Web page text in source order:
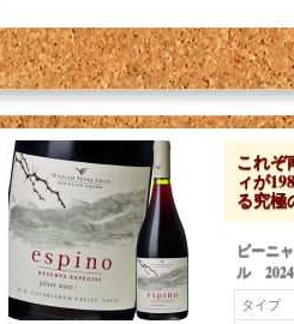
これぞ
ィが
る究
ビーニ
ル 2024
タイプ